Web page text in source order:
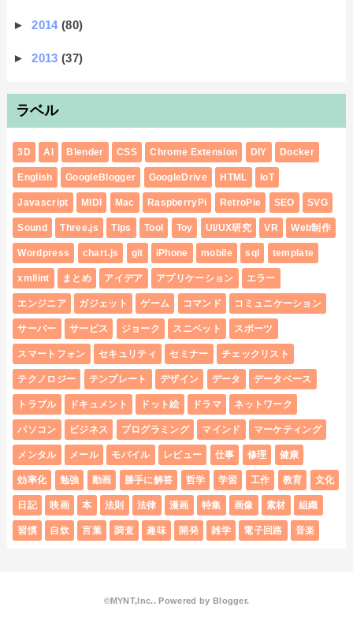
►2014(80)
►2013(37)
ラベル
3D AI Blender CSS Chrome Extension DIY Docker
English GoogleBlogger GoogleDrive HTML IoT
Javascript MIDI Mac RaspberryPi RetroPie SEO SVG
Sound Three.js Tips Tool Toy UI/UX研究 VR Web制作
Wordpress chart.js git iPhone mobile sql template
xmllint まとめ アイデア アプリケーション エラー
エンジニア ガジェット ゲーム コマンド コミュニケーション
サーバー サービス ジョーク スニペット スポーツ
スマートフォン セキュリティ セミナー チェックリスト
テクノロジー テンプレート デザイン データ データベース
トラブル ドキュメント ドット絵 ドラマ ネットワーク
パソコン ビジネス プログラミング マインド マーケティング
メンタル メール モバイル レビュー 仕事 修理 健康
効率化 勉強 動画 勝手に解答 哲学 学習 工作 教育 文化
日記 映画 本 法則 法律 漫画 特集 画像 素材 組織
習慣 自炊 言葉 調査 趣味 開発 雑学 電子回路 音楽
©MYNT,Inc.. Powered by Blogger.